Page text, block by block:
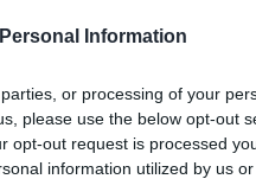
Information
or processing of your
please use the below opt-out
opt-out request is processed
information utilized by us
izdevums
sākums: